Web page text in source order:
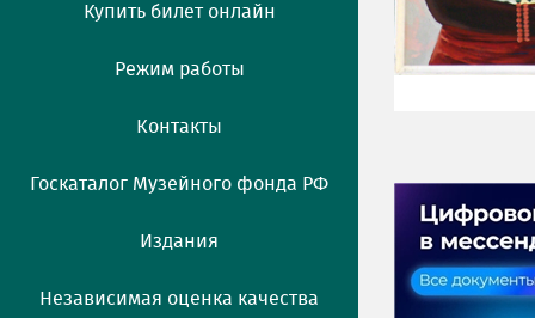
Купить билет онлайн
Режим работы
Контакты
Госкаталог Музейного фонда РФ
Издания
Независимая оценка качества